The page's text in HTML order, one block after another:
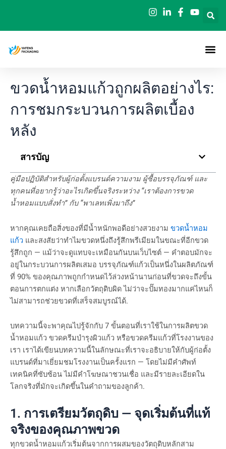
ยัง
ขวดน้ำหอมแก้วถูกผลิตอย่างไร:
การชมกระบวนการผลิตเบื้อง
หลัง
สารบัญ
คู่มือปฏิบัติสำหรับผู้ก่อตั้งแบรนด์ความงาม ผู้ซื้อบรรจุภัณฑ์ และ
ทุกคนที่อยากรู้ว่าอะไรเกิดขึ้นจริงระหว่าง “เราต้องการขวด
น้ำหอมแบบสั่งทำ” กับ “พาเลทเพิ่งมาถึง”
หากคุณเคยถือสิ่งของที่มีน้ำหนักพอดีอย่างสวยงาม ขวดน้ำหอม
แก้ว และสงสัยว่าทำไมขวดหนึ่งถึงรู้สึกพรีเมียมในขณะที่อีกขวด
รู้สึกถูก — แม้ว่าจะดูแทบจะเหมือนกันบนเว็บไซต์ — คำตอบมักจะ
อยู่ในกระบวนการผลิตเสมอ บรรจุภัณฑ์แก้วเป็นหนึ่งในผลิตภัณฑ์
ที่ 90% ของคุณภาพถูกกำหนดไว้ล่วงหน้านานก่อนที่ขวดจะถึงขั้น
ตอนการตกแต่ง หากเลือกวัตถุดิบผิด ไม่ว่าจะปั๊มทองมากแค่ไหนก็
ไม่สามารถช่วยขวดที่เสร็จสมบูรณ์ได้.
บทความนี้จะพาคุณไปรู้จักกับ 7 ขั้นตอนที่เราใช้ในการผลิตขวด
น้ำหอมแก้ว ขวดครีมบำรุงผิวแก้ว หรือขวดครีมแก้วที่โรงงานของ
เรา เราได้เขียนบทความนี้ในลักษณะที่เราจะอธิบายให้กับผู้ก่อตั้ง
แบรนด์ที่มาเยี่ยมชมโรงงานเป็นครั้งแรก — โดยไม่มีคำศัพท์
เทคนิคที่ซับซ้อน ไม่มีคำโฆษณาชวนเชื่อ และมีรายละเอียดใน
โลกจริงที่มักจะเกิดขึ้นในคำถามของลูกค้า.
1. การเตรียมวัตถุดิบ — จุดเริ่มต้นที่แท้
จริงของคุณภาพขวด
ทุกขวดน้ำหอมแก้วเริ่มต้นจากการผสมของวัตถุดิบหลักสาม